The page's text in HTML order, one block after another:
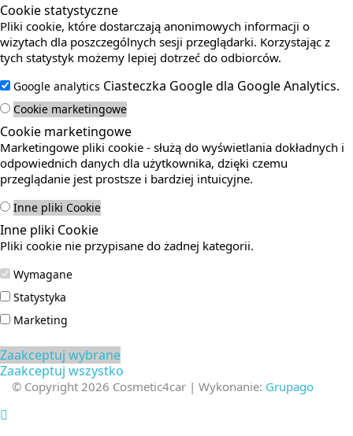
Cookie statystyczne
Pliki cookie, które dostarczają anonimowych informacji o
wizytach dla poszczególnych sesji przeglądarki. Korzystając z
tych statystyk możemy lepiej dotrzeć do odbiorców.
Google analytics Ciasteczka Google dla Google Analytics.
Cookie marketingowe
Cookie marketingowe
Marketingowe pliki cookie - służą do wyświetlania dokładnych i
odpowiednich danych dla użytkownika, dzięki czemu
przeglądanie jest prostsze i bardziej intuicyjne.
Inne pliki Cookie
Inne pliki Cookie
Pliki cookie nie przypisane do żadnej kategorii.
Wymagane
Statystyka
Marketing
Zaakceptuj wybrane
Zaakceptuj wszystko
© Copyright 2026 Cosmetic4car | Wykonanie: Grupago